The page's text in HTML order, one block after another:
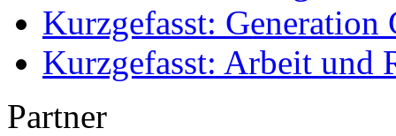
Kurzgefasst: Generation
Kurzgefasst: Arbeit und
Partner